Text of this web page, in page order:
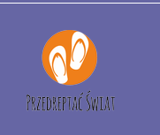
Przejdź
zawartości